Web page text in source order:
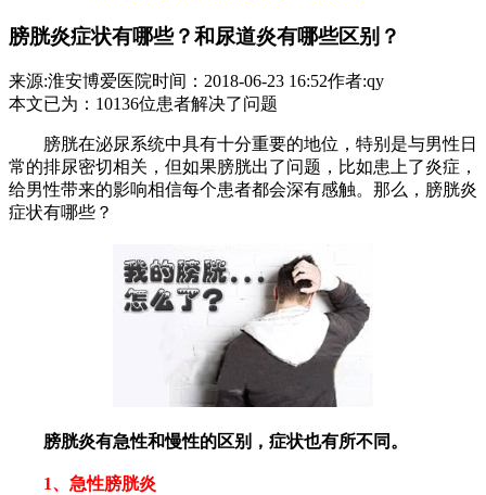
膀胱炎症状有哪些？和尿道炎有哪些区别？
来源:淮安博爱医院时间：2018-06-23 16:52作者:qy
本文已为 ：10136位患者解决了问题
膀胱在泌尿系统中具有十分重要的地位，特别是与男性日
常的排尿密切相关，但如果膀胱出了问题，比如患上了炎症，
给男性带来的影响相信每个患者都会深有感触。那么，膀胱炎
症状有哪些？
膀胱炎有急性和慢性的区别，症状也有所不同。
1、急性膀胱炎